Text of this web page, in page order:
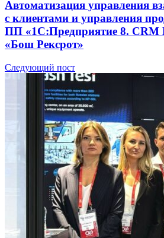
Автоматизация управления
с клиентами и управления
ПП «1С:Предприятие 8.
«Бош Рексрот»
Следующий пост